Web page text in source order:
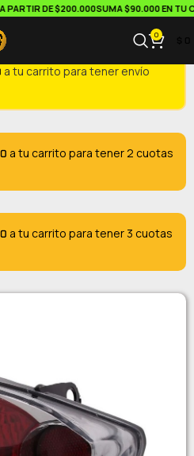
DE $200.000SUMA $90.000 EN TU
0
a tu carrito para tener envío
a tu carrito para tener 2 cuotas
a tu carrito para tener 3 cuotas